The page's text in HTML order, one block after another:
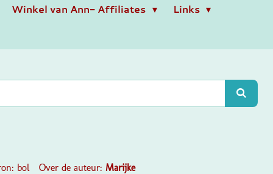
Winkel van Ann- Affiliates Links
bol Over de auteur: Marijke